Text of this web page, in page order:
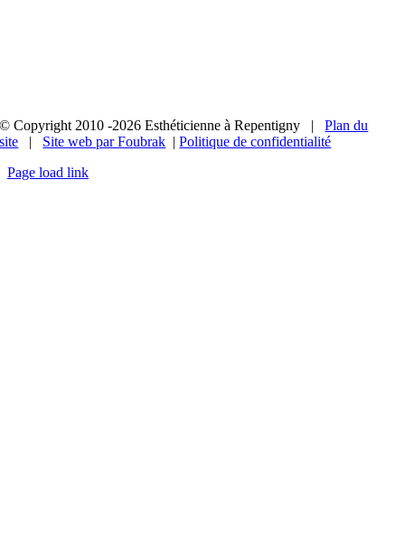
© Copyright 2010 -2026 Esthéticienne à Repentigny |Plan du
site | Site web par Foubrak |Politique de confidentialité
Page load link